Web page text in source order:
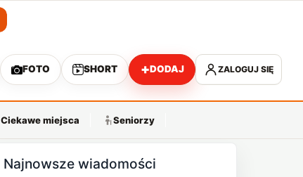
FOTO SHORT +DODAJ ZALOGUJ SIĘ
Ciekawe miejsca Seniorzy
Najnowsze wiadomości